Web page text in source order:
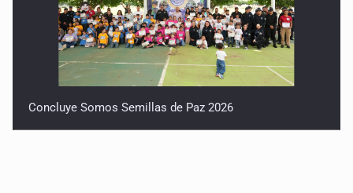
Concluye Somos Semillas de Paz 2026